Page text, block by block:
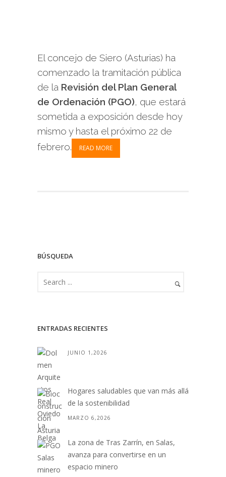
El concejo de Siero (Asturias) ha
comenzado la tramitación pública
de la Revisión del Plan General
de Ordenación (PGO), que estará
sometida a exposición desde hoy
mismo y hasta el próximo 22 de
febrero.
READ MORE
BÚSQUEDA
ENTRADAS RECIENTES
JUNIO 1,2026
Hogares saludables que van más allá
de la sostenibilidad
MARZO 6,2026
La zona de Tras Zarrín, en Salas,
avanza para convertirse en un
espacio minero